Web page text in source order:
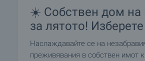
☀️ Собствен дом на
за лятото! Изберете
Наслаждавайте се на
преживявания в собствен имот